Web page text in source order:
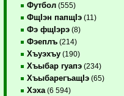
Футбол (555)
ФщIэн папщIэ (11)
Фэ фщIэрэ (8)
Фэеплъ (214)
Хъуэхъу (190)
Хъыбар гуапэ (234)
ХъыбарегъащIэ (65)
Хэха (6 594)